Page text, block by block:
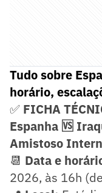
Tudo sobre
horário,
✅ FICHA
Espanha 🆚
Amistoso
📆 Data e
2026, às 16h